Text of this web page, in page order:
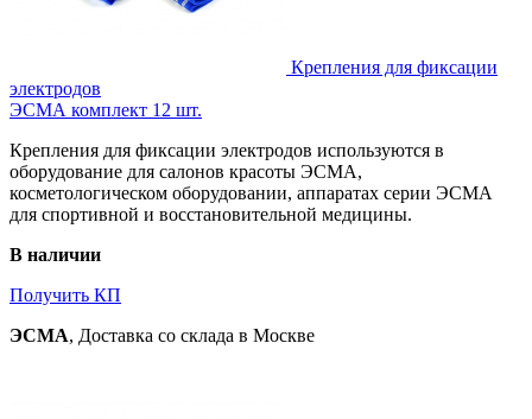
Крепления для фиксации
электродов
ЭСМА комплект 12 шт.
Крепления для фиксации электродов используются в
оборудование для салонов красоты ЭСМА,
косметологическом оборудовании, аппаратах серии ЭСМА
для спортивной и восстановительной медицины.
В наличии
Получить КП
ЭСМА, Доставка со склада в Москве